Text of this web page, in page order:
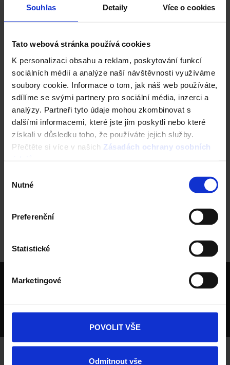
Souhlas Detaily Více o cookies
Tato webová stránka používá cookies
K personalizaci obsahu a reklam, poskytování funkcí
sociálních médií a analýze naší návštěvnosti využíváme
soubory cookie. Informace o tom, jak náš web používáte,
sdílíme se svými partnery pro sociální média, inzerci a
analýzy. Partneři tyto údaje mohou zkombinovat s
dalšími informacemi, které jste jim poskytli nebo které
získali v důsledku toho, že používáte jejich služby.
Přečtěte si více v našich Zásadách ochrany osobních
souhlasu
Nutné
Preferenční
Statistické
Marketingové
POVOLIT VŠE
Odmítnout vše
Vyberte si mezi sadami log společnosti
wienerberger ve formátu .png, .eps nebo
obojí.
SADA LOG (.PNG)
SADA LOG (.EPS)
KOMPLETNÍ SADA LOG (.PNG I .EPS)
uživatelům z řad tiskových médií, reklamních agentur
a obchodních partnerů. Loga jsou registrované ochranné
známky a porušení práv k užití ochranné známky je trestné
podle zákona.
Domů
wienerberger skupina je největší světový výrobce
Deset výrobních závodů v ČR